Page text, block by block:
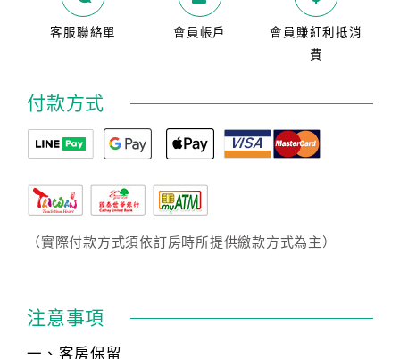
客服聯絡單 會員帳戶
會員賺紅利抵消
費
付款方式
（實際付款方式須依訂房時所提供繳款方式為主）
注意事項
一、客房保留